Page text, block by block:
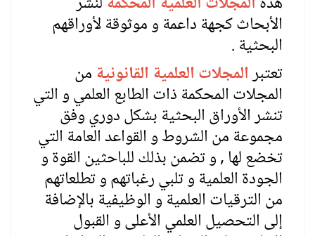
الأبحاث كجهة داعمة و موثوقة لأوراقهم
البحثية .
تعتبرالمجلات العلمية القانونيةمن
المجلات المحكمة ذات الطابع العلمي و التي
تنشر الأوراق البحثية بشكل دوري وفق
مجموعة من الشروط و القواعد العامة التي
تخضع لها , و تضمن بذلك للباحثين القوة و
الجودة العلمية و تلبي رغباتهم و تطلعاتهم
من الترقيات العلمية و الوظيفية بالإضافة
إلى التحصيل العلمي الأعلى و القبول